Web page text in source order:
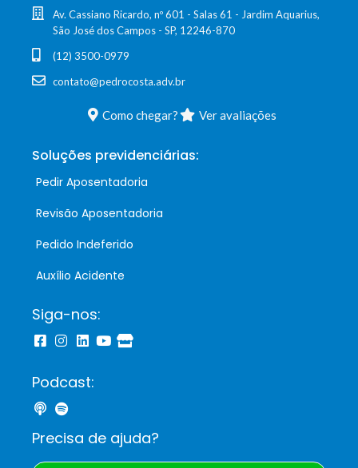
Av. Cassiano Ricardo, nº 601 - Salas 61 - Jardim Aquarius,
São José dos Campos - SP, 12246-870
(12) 3500-0979
contato@pedrocosta.adv.br
Como chegar? Ver avaliações
Soluções previdenciárias:
Pedir Aposentadoria
Revisão Aposentadoria
Pedido Indeferido
Auxílio Acidente
Siga-nos:
Podcast:
Precisa de ajuda?